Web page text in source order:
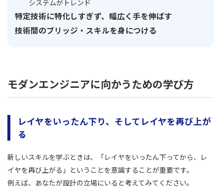
システムがトレンド
特定技術に特化しすぎず、幅広く手を伸ばす
技術間のブリッジ・スキルを身につける
モダンエンジニアに向かうための学び方
レイヤをいったん下り、そしてレイヤを再び上が
る
新しいスキルを学ぶときは、「レイヤをいったん下ってから、レ
イヤを再び上がる」ということを意識することが重要です。
例えば、あなたが設計の立場にいると考えてみてください。